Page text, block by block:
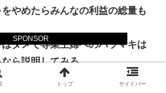
SPONSOR
やめたらみんなの利益の総量も
ダメで専業主婦へのバラマキは
ら説明してみろ
トップ サイドバー